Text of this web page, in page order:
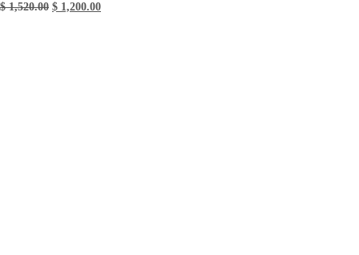
$1,520.00 $ 1,200.00